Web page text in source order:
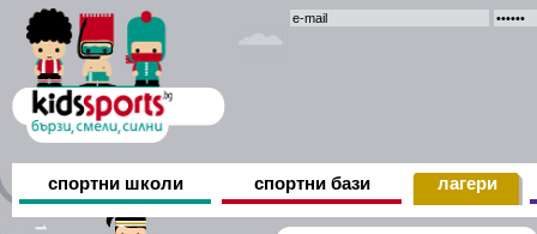
спортни школи спортни бази лагери